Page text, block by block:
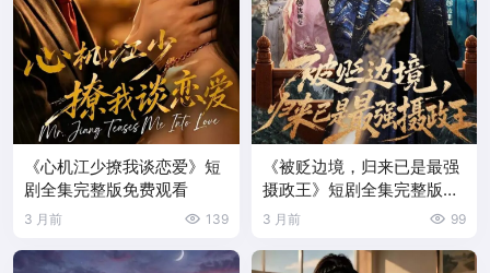
《心机江少撩我谈恋爱》短
剧全集完整版免费观看
3 月前 139
《被贬边境，归来已是最强
摄政王》短剧全集完整版免
费观看
3 月前 99